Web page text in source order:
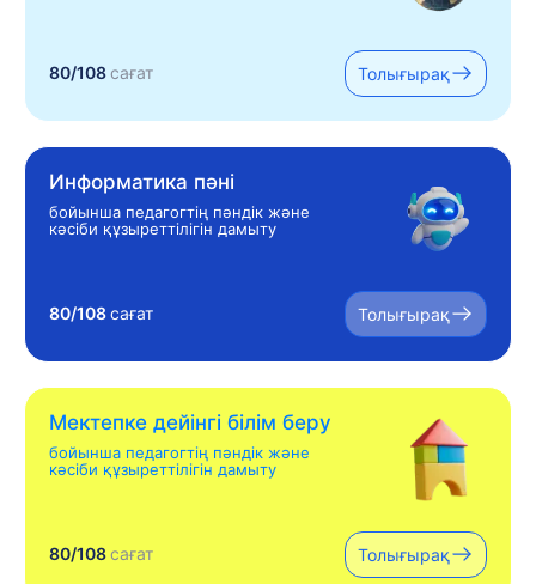
80/108сағат Толығырақ
Информатика пәні
бойынша педагогтің пәндік және
кәсіби құзыреттілігін дамыту
80/108сағат Толығырақ
Мектепке дейінгі білім беру
бойынша педагогтің пәндік және
кәсіби құзыреттілігін дамыту
80/108сағат Толығырақ